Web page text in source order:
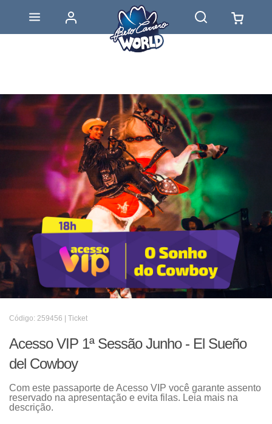
Código: 259456 | Ticket
Acesso VIP 1ª Sessão Junho - El Sueño
del Cowboy
Com este passaporte de Acesso VIP você garante assento
reservado na apresentação e evita filas. Leia mais na
descrição.